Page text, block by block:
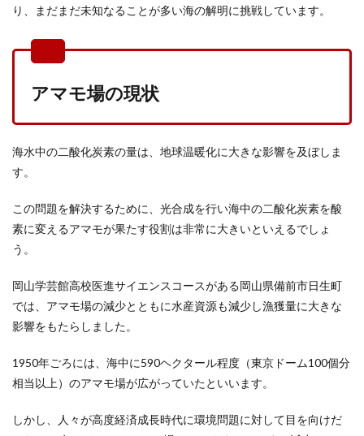
り、まだまだ未知なることが多い海の解明に挑戦しています。
アマモ場の現状
海水中の二酸化炭素の量は、地球温暖化に大きな影響を及ぼしま
す。
この問題を解決するために、光合成を行い海中の二酸化炭素を酸
素に変えるアマモが果たす役割は非常に大きいといえるでしょ
う。
岡山学芸館高校医進サイエンスコースがある岡山県備前市日生町
では、アマモ場の減少とともに水産資源も減少し漁獲量に大きな
影響をもたらしました。
1950年ごろには、海中に590ヘクタール程度（東京ドーム100個分
相当以上）のアマモ場が広がっていたといいます。
しかし、人々が高度経済成長時代に環境問題に対して目を向けだ